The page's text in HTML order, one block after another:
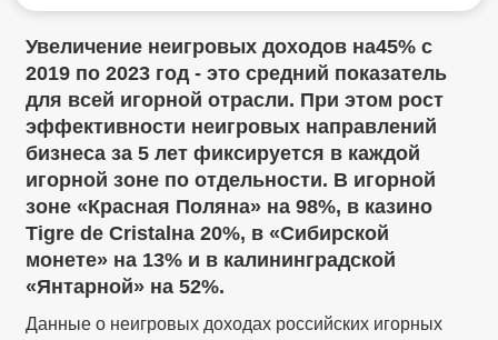
Увеличение неигровых доходов на45% с
2019 по 2023 год - это средний показатель
для всей игорной отрасли. При этом рост
эффективности неигровых направлений
бизнеса за 5 лет фиксируется в каждой
игорной зоне по отдельности. В игорной
зоне «Красная Поляна» на 98%, в казино
Tigre de Cristalна 20%, в «Сибирской
монете» на 13% и в калининградской
«Янтарной» на 52%.
Данные о неигровых доходах российских игорных